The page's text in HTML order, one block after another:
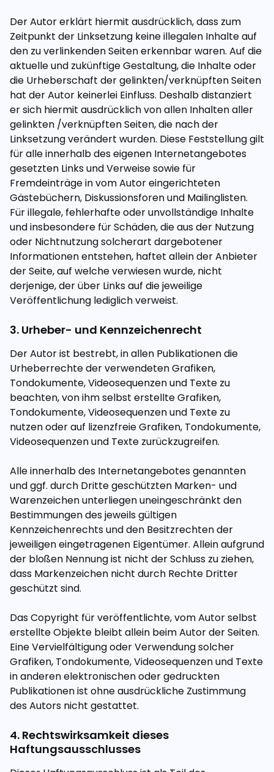
Der Autor erklärt hiermit ausdrücklich, dass zum
Zeitpunkt der Linksetzung keine illegalen Inhalte auf
den zu verlinkenden Seiten erkennbar waren. Auf die
aktuelle und zukünftige Gestaltung, die Inhalte oder
die Urheberschaft der gelinkten/verknüpften Seiten
hat der Autor keinerlei Einfluss. Deshalb distanziert
er sich hiermit ausdrücklich von allen Inhalten aller
gelinkten /verknüpften Seiten, die nach der
Linksetzung verändert wurden. Diese Feststellung gilt
für alle innerhalb des eigenen Internetangebotes
gesetzten Links und Verweise sowie für
Fremdeinträge in vom Autor eingerichteten
Gästebüchern, Diskussionsforen und Mailinglisten.
Für illegale, fehlerhafte oder unvollständige Inhalte
und insbesondere für Schäden, die aus der Nutzung
oder Nichtnutzung solcherart dargebotener
Informationen entstehen, haftet allein der Anbieter
der Seite, auf welche verwiesen wurde, nicht
derjenige, der über Links auf die jeweilige
Veröffentlichung lediglich verweist.
3. Urheber- und Kennzeichenrecht
Der Autor ist bestrebt, in allen Publikationen die
Urheberrechte der verwendeten Grafiken,
Tondokumente, Videosequenzen und Texte zu
beachten, von ihm selbst erstellte Grafiken,
Tondokumente, Videosequenzen und Texte zu
nutzen oder auf lizenzfreie Grafiken, Tondokumente,
Videosequenzen und Texte zurückzugreifen.
Alle innerhalb des Internetangebotes genannten
und ggf. durch Dritte geschützten Marken- und
Warenzeichen unterliegen uneingeschränkt den
Bestimmungen des jeweils gültigen
Kennzeichenrechts und den Besitzrechten der
jeweiligen eingetragenen Eigentümer. Allein aufgrund
der bloßen Nennung ist nicht der Schluss zu ziehen,
dass Markenzeichen nicht durch Rechte Dritter
geschützt sind.
Das Copyright für veröffentlichte, vom Autor selbst
erstellte Objekte bleibt allein beim Autor der Seiten.
Eine Vervielfältigung oder Verwendung solcher
Grafiken, Tondokumente, Videosequenzen und Texte
in anderen elektronischen oder gedruckten
Publikationen ist ohne ausdrückliche Zustimmung
des Autors nicht gestattet.
4. Rechtswirksamkeit dieses
Haftungsausschlusses